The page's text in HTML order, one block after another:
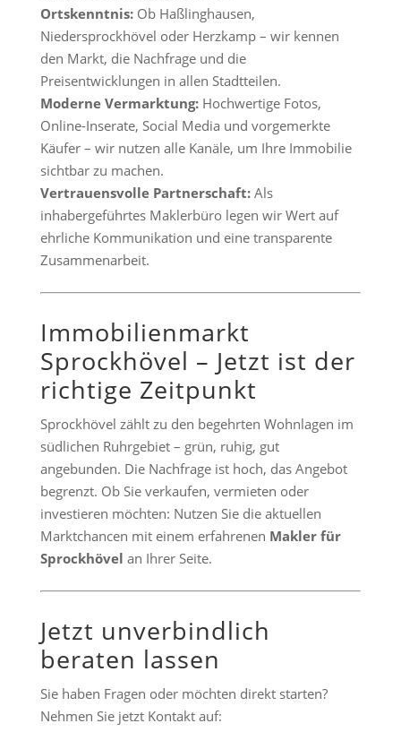
Ortskenntnis:Ob Haßlinghausen,
Niedersprockhövel oder Herzkamp – wir kennen
den Markt, die Nachfrage und die
Preisentwicklungen in allen Stadtteilen.
Moderne Vermarktung:Hochwertige Fotos,
Online-Inserate, Social Media und vorgemerkte
Käufer – wir nutzen alle Kanäle, um Ihre Immobilie
sichtbar zu machen.
Vertrauensvolle Partnerschaft:Als
inhabergeführtes Maklerbüro legen wir Wert auf
ehrliche Kommunikation und eine transparente
Zusammenarbeit.
Immobilienmarkt
Sprockhövel – Jetzt ist der
richtige Zeitpunkt
Sprockhövel zählt zu den begehrten Wohnlagen im
südlichen Ruhrgebiet – grün, ruhig, gut
angebunden. Die Nachfrage ist hoch, das Angebot
begrenzt. Ob Sie verkaufen, vermieten oder
investieren möchten: Nutzen Sie die aktuellen
Marktchancen mit einem erfahrenen Makler für
Sprockhövel an Ihrer Seite.
Jetzt unverbindlich
beraten lassen
Sie haben Fragen oder möchten direkt starten?
Nehmen Sie jetzt Kontakt auf: